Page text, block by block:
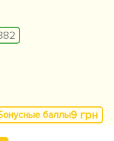
баллы9 грн